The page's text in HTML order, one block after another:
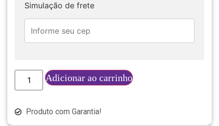
Simulação de frete
Adicionar ao carrinho
Produto com Garantia!